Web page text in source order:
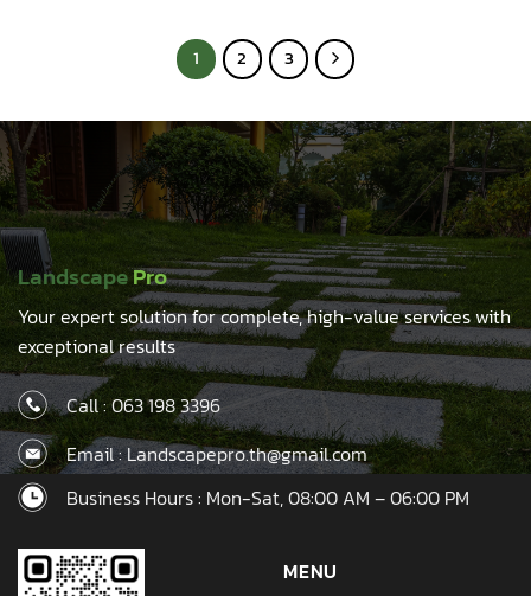
1 2 3
LandscapePro
Your expert solution for complete, high-value services with
exceptional results
Call :063 198 3396
Email : Landscapepro.th@gmail.com
Business Hours : Mon-Sat, 08:00 AM – 06:00 PM
MENU